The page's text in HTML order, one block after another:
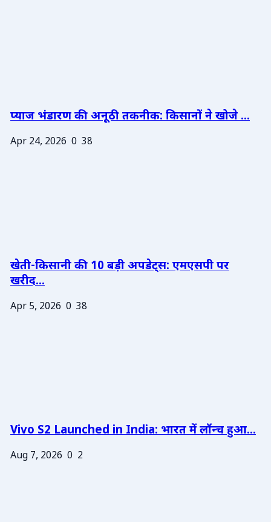
प्याज भंडारण की अनूठी तकनीक: किसानों ने खोजे ...
Apr 24, 2026 0 38
खेती-किसानी की 10 बड़ी अपडेट्स: एमएसपी पर
खरीद...
Apr 5, 2026 0 38
Vivo S2 Launched in India: भारत में लॉन्च हुआ...
Aug 7, 2026 0 2